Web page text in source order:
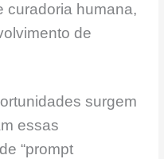
curadoria humana,
de
surgem
essas
“prompt